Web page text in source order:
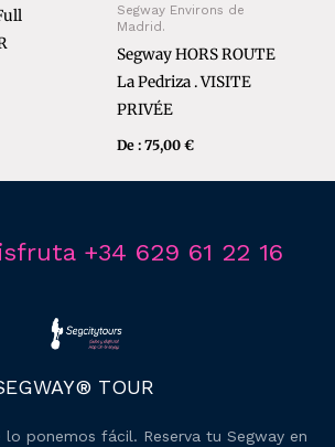
Segway Environs de
Madrid.
Segway HORS ROUTE
La Pedriza . VISITE
PRIVÉE
De :75,00€
+34 629 61 22 16
TOUR
ponemos fácil. Reserva tu Segway en